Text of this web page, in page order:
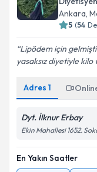
Ankara,
5 (54
Lipödem için
yasaksız diyetiyle
Adres 1
Dyt. İlknur Erbay
Ekin Mahallesi 1652.
En Yakın Saatler